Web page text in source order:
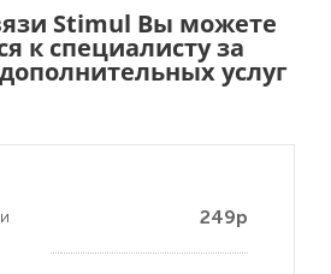
Stimul Вы можете
к специалисту за
услуг
249р